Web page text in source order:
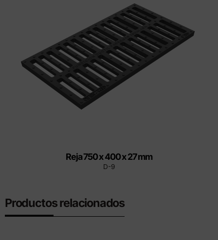
Reja 750 x 400 x 27 mm
D-9
Productos relacionados